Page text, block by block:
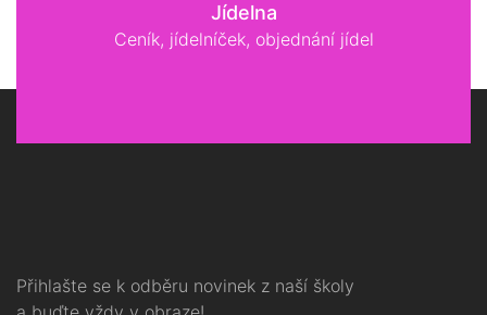
Jídelna
Ceník, jídelníček, objednání jídel
Přihlašte se k odběru novinek z naší školy